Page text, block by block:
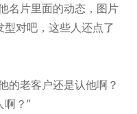
名片里面的动态，图片
对吧，这些人还点了
的老客户还是认他啊？
啊？”